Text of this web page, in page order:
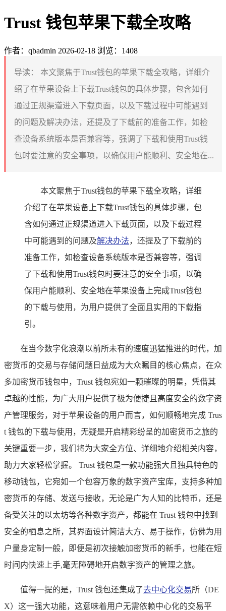
Trust 钱包苹果下载全攻略
作者：qbadmin 2026-02-18 浏览：1408
导读：
本文聚焦于Trust钱包的苹果下载全攻略，详细介
绍了在苹果设备上下载Trust钱包的具体步骤，包含如何
通过正规渠道进入下载页面，以及下载过程中可能遇到
的问题及解决办法，还提及了下载前的准备工作，如检
查设备系统版本是否兼容等，强调了下载和使用Trust钱
包时要注意的安全事项，以确保用户能顺利、安全地在...
本文聚焦于Trust钱包的苹果下载全攻略，详细
介绍了在苹果设备上下载Trust钱包的具体步骤，包
含如何通过正规渠道进入下载页面，以及下载过程
中可能遇到的问题及解决办法，还提及了下载前的
准备工作，如检查设备系统版本是否兼容等，强调
了下载和使用Trust钱包时要注意的安全事项，以确
保用户能顺利、安全地在苹果设备上完成Trust钱包
的下载与使用，为用户提供了全面且实用的下载指
引。
在当今数字化浪潮以前所未有的速度迅猛推进的时代，加
密货币的交易与存储问题日益成为大众瞩目的核心焦点，在众
多加密货币钱包中，Trust 钱包宛如一颗璀璨的明星，凭借其
卓越的性能，为广大用户提供了极为便捷且高度安全的数字资
产管理服务，对于苹果设备的用户而言，如何顺畅地完成 Trus
t 钱包的下载与使用，无疑是开启精彩纷呈的加密货币之旅的
关键重要一步，我们将为大家全方位、详细地介绍相关内容，
助力大家轻松掌握。 Trust 钱包是一款功能强大且独具特色的
移动钱包，它宛如一个包容万象的数字资产宝库，支持多种加
密货币的存储、发送与接收，无论是广为人知的比特币，还是
备受关注的以太坊等各种数字资产，都能在 Trust 钱包中找到
安全的栖息之所，其界面设计简洁大方、易于操作，仿佛为用
户量身定制一般，即便是初次接触加密货币的新手，也能在短
时间内快速上手,毫无障碍地开启数字资产的管理之旅。
值得一提的是，Trust 钱包还集成了去中心化交易所（DE
X）这一强大功能，这意味着用户无需依赖中心化的交易平